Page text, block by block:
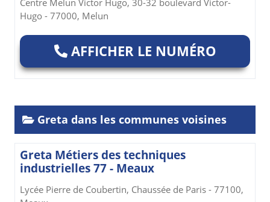
Centre Melun Victor Hugo, 30-32 boulevard Victor-
Hugo - 77000, Melun
AFFICHER LE NUMÉRO
Greta dans les communes voisines
Greta Métiers des techniques
industrielles 77 - Meaux
Lycée Pierre de Coubertin, Chaussée de Paris - 77100,